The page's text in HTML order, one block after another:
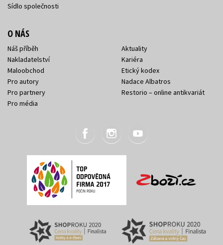
Sídlo společnosti
O NÁS
Náš příběh
Nakladatelství
Maloobchod
Pro autory
Pro partnery
Pro média
Aktuality
Kariéra
Etický kodex
Nadace Albatros
Restorio – online antikvariát